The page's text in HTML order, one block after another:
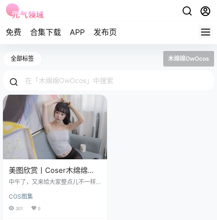
免费 合集下载 APP 发布页
全部标签 木绵绵OwOcos
美图欣赏丨Coser木绵绵
OwO-居家背心[40P-
中午了，又来给大家整点儿不一样
大染缸里啊，每天都有无数信息爆
z，各种小姐姐的图图也是层出不
COS图集
301 0